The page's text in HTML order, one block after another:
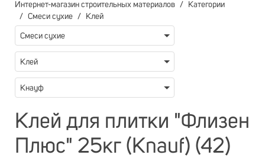
Интернет-магазин строительных материалов
Категории
Смеси сухие
Клей
Смеси сухие
Клей
Кнауф
Клей для плитки "Флизен
Плюс" 25кг (Knauf) (42)